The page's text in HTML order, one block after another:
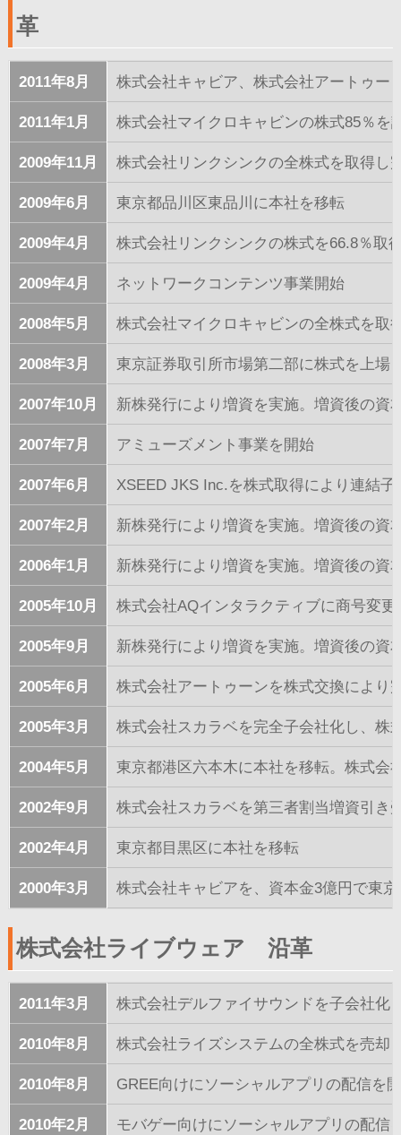
革
2011年8月 株式会社キャビア、株式会社アートゥー
2011年1月 株式会社マイクロキャビンの株式85％を
2009年11月 株式会社リンクシンクの全株式を取得し
2009年6月 東京都品川区東品川に本社を移転
2009年4月 株式会社リンクシンクの株式を66.8％取
2009年4月 ネットワークコンテンツ事業開始
2008年5月 株式会社マイクロキャビンの全株式を取
2008年3月 東京証券取引所市場第二部に株式を上場
2007年10月 新株発行により増資を実施。増資後の資
2007年7月 アミューズメント事業を開始
2007年6月 XSEED JKS Inc.を株式取得により連結子
2007年2月 新株発行により増資を実施。増資後の資
2006年1月 新株発行により増資を実施。増資後の資
2005年10月 株式会社AQインタラクティブに商号変
2005年9月 新株発行により増資を実施。増資後の資
2005年6月 株式会社アートゥーンを株式交換により
2005年3月 株式会社スカラベを完全子会社化し、株
2004年5月 東京都港区六本木に本社を移転。株式会
2002年9月 株式会社スカラベを第三者割当増資引き
2002年4月 東京都目黒区に本社を移転
2000年3月 株式会社キャビアを、資本金3億円で東
株式会社ライブウェア 沿革
2011年3月 株式会社デルファイサウンドを子会社化
2010年8月 株式会社ライズシステムの全株式を売却
2010年8月 GREE向けにソーシャルアプリの配信を
2010年2月 モバゲー向けにソーシャルアプリの配信